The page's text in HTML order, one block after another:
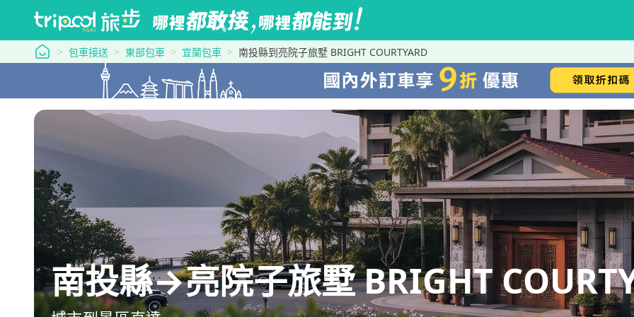
tripool 旅步
包車接送 東部包車 宜蘭包車 南投縣到亮院子旅墅 BRIGHT COURTYARD
南投縣→亮院子旅墅 BRIGHT